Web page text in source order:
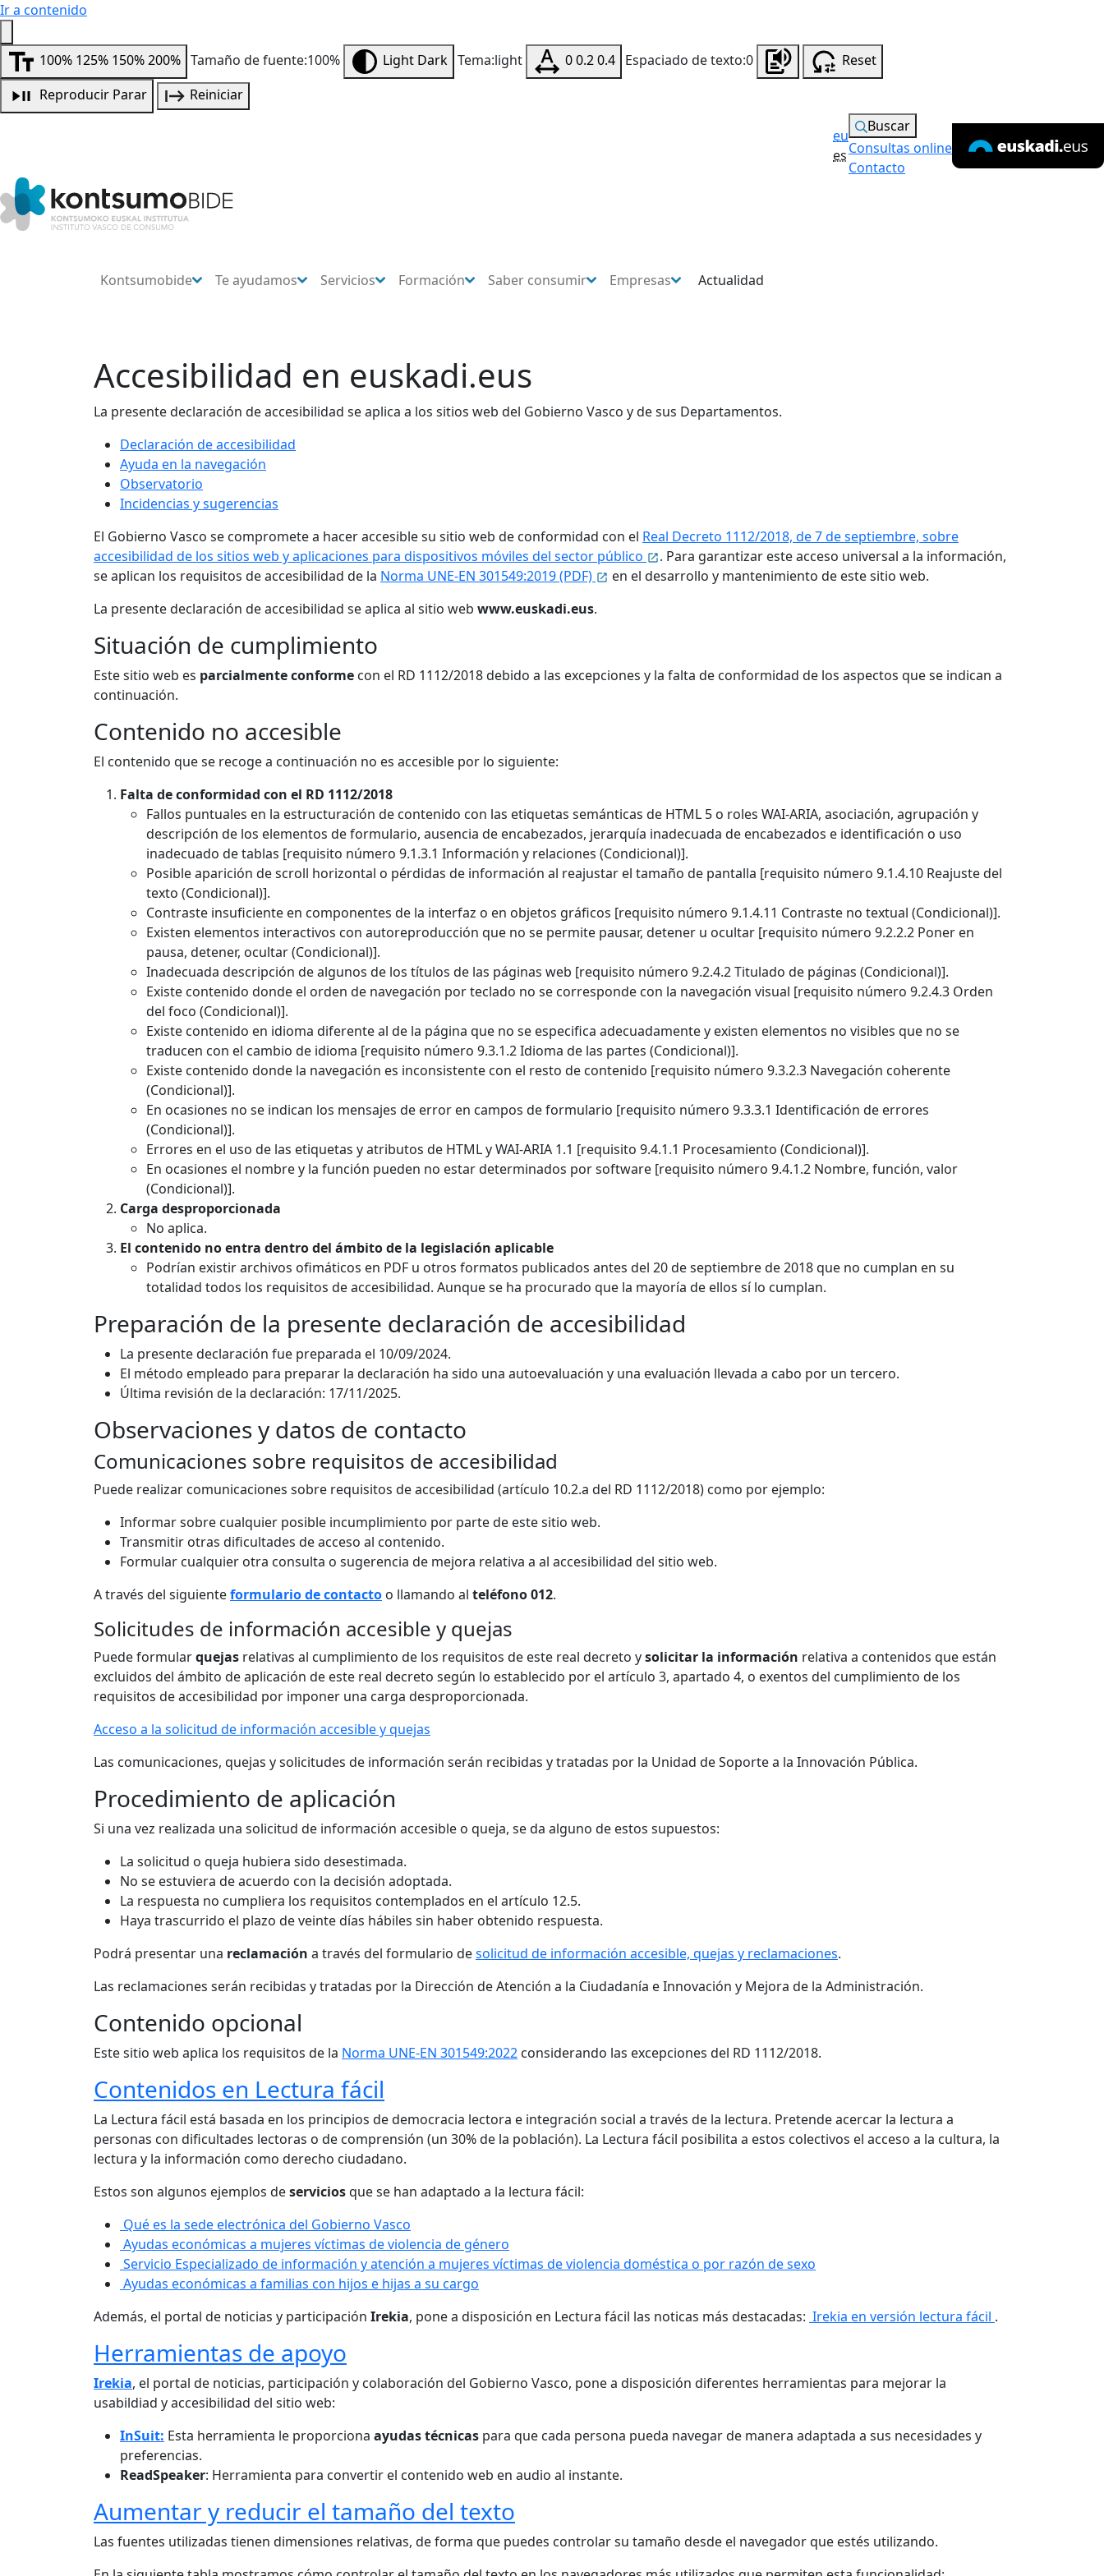
Ir a contenido
100% 125% 150%200% Tamaño de fuente:100% Light Dark Tema:light 00.20.4 Espaciado de texto:0
Reset
Reproducir Parar Reiniciar
eu
es
Buscar
Consultas online
Contacto
Kontsumobide Te ayudamos Servicios Formación Saber consumir Empresas Actualidad
Accesibilidad en euskadi.eus
La presente declaración de accesibilidad se aplica a los sitios web del Gobierno Vasco y de sus Departamentos.
Declaración de accesibilidad
Ayuda en la navegación
Observatorio
Incidencias y sugerencias
El Gobierno Vasco se compromete a hacer accesible su sitio web de conformidad con el Real Decreto 1112/2018, de 7 de septiembre, sobre
accesibilidad de los sitios web y aplicaciones para dispositivos móviles del sector público
. Para garantizar este acceso universal a la información,
se aplican los requisitos de accesibilidad de la Norma UNE-EN 301549:2019 (PDF)
en el desarrollo y mantenimiento de este sitio web.
La presente declaración de accesibilidad se aplica al sitio web www.euskadi.eus.
Situación de cumplimiento
Este sitio web es parcialmente conforme con el RD 1112/2018 debido a las excepciones y la falta de conformidad de los aspectos que se indican a
continuación.
Contenido no accesible
El contenido que se recoge a continuación no es accesible por lo siguiente:
Falta de conformidad con el RD 1112/2018
Fallos puntuales en la estructuración de contenido con las etiquetas semánticas de HTML 5 o roles WAI-ARIA, asociación, agrupación y
descripción de los elementos de formulario, ausencia de encabezados, jerarquía inadecuada de encabezados e identificación o uso
inadecuado de tablas [requisito número 9.1.3.1 Información y relaciones (Condicional)].
Posible aparición de scroll horizontal o pérdidas de información al reajustar el tamaño de pantalla [requisito número 9.1.4.10 Reajuste del
texto (Condicional)].
Contraste insuficiente en componentes de la interfaz o en objetos gráficos [requisito número 9.1.4.11 Contraste no textual (Condicional)].
Existen elementos interactivos con autoreproducción que no se permite pausar, detener u ocultar [requisito número 9.2.2.2 Poner en
pausa, detener, ocultar (Condicional)].
Inadecuada descripción de algunos de los títulos de las páginas web [requisito número 9.2.4.2 Titulado de páginas (Condicional)].
Existe contenido donde el orden de navegación por teclado no se corresponde con la navegación visual [requisito número 9.2.4.3 Orden
del foco (Condicional)].
Existe contenido en idioma diferente al de la página que no se especifica adecuadamente y existen elementos no visibles que no se
traducen con el cambio de idioma [requisito número 9.3.1.2 Idioma de las partes (Condicional)].
Existe contenido donde la navegación es inconsistente con el resto de contenido [requisito número 9.3.2.3 Navegación coherente
(Condicional)].
En ocasiones no se indican los mensajes de error en campos de formulario [requisito número 9.3.3.1 Identificación de errores
(Condicional)].
Errores en el uso de las etiquetas y atributos de HTML y WAI-ARIA 1.1 [requisito 9.4.1.1 Procesamiento (Condicional)].
En ocasiones el nombre y la función pueden no estar determinados por software [requisito número 9.4.1.2 Nombre, función, valor
(Condicional)].
Carga desproporcionada
No aplica.
El contenido no entra dentro del ámbito de la legislación aplicable
Podrían existir archivos ofimáticos en PDF u otros formatos publicados antes del 20 de septiembre de 2018 que no cumplan en su
totalidad todos los requisitos de accesibilidad. Aunque se ha procurado que la mayoría de ellos sí lo cumplan.
Preparación de la presente declaración de accesibilidad
La presente declaración fue preparada el 10/09/2024.
El método empleado para preparar la declaración ha sido una autoevaluación y una evaluación llevada a cabo por un tercero.
Última revisión de la declaración: 17/11/2025.
Observaciones y datos de contacto
Comunicaciones sobre requisitos de accesibilidad
Puede realizar comunicaciones sobre requisitos de accesibilidad (artículo 10.2.a del RD 1112/2018) como por ejemplo:
Informar sobre cualquier posible incumplimiento por parte de este sitio web.
Transmitir otras dificultades de acceso al contenido.
Formular cualquier otra consulta o sugerencia de mejora relativa a al accesibilidad del sitio web.
A través del siguienteformulario de contacto o llamando al teléfono 012.
Solicitudes de información accesible y quejas
Puede formularquejas relativas al cumplimiento de los requisitos de este real decreto ysolicitar la información relativa a contenidos que están
excluidos del ámbito de aplicación de este real decreto según lo establecido por el artículo 3, apartado 4, o exentos del cumplimiento de los
requisitos de accesibilidad por imponer una carga desproporcionada.
Acceso a la solicitud de información accesible y quejas
Las comunicaciones, quejas y solicitudes de información serán recibidas y tratadas por la Unidad de Soporte a la Innovación Pública.
Procedimiento de aplicación
Si una vez realizada una solicitud de información accesible o queja, se da alguno de estos supuestos:
La solicitud o queja hubiera sido desestimada.
No se estuviera de acuerdo con la decisión adoptada.
La respuesta no cumpliera los requisitos contemplados en el artículo 12.5.
Haya trascurrido el plazo de veinte días hábiles sin haber obtenido respuesta.
Podrá presentar una reclamación a través del formulario desolicitud de información accesible, quejas y reclamaciones.
Las reclamaciones serán recibidas y tratadas por la Dirección de Atención a la Ciudadanía e Innovación y Mejora de la Administración.
Contenido opcional
Este sitio web aplica los requisitos de la Norma UNE-EN 301549:2022 considerando las excepciones del RD 1112/2018.
Contenidos en Lectura fácil
La Lectura fácil está basada en los principios de democracia lectora e integración social a través de la lectura. Pretende acercar la lectura a
personas con dificultades lectoras o de comprensión (un 30% de la población). La Lectura fácil posibilita a estos colectivos el acceso a la cultura, la
lectura y la información como derecho ciudadano.
Estos son algunos ejemplos deserviciosque se han adaptado a la lectura fácil:
Qué es la sede electrónica del Gobierno Vasco
Ayudas económicas a mujeres víctimas de violencia de género
Servicio Especializado de información y atención a mujeres víctimas de violencia doméstica o por razón de sexo
Ayudas económicas a familias con hijos e hijas a su cargo
Además, el portal de noticias y participación Irekia, pone a disposición en Lectura fácil las noticas más destacadas: Irekia en versión lectura fácil .
Herramientas de apoyo
Irekia, el portal de noticias, participación y colaboración del Gobierno Vasco, pone a disposición diferentes herramientas para mejorar la
usabildiad y accesibilidad del sitio web:
InSuit: Esta herramienta le proporciona ayudas técnicas para que cada persona pueda navegar de manera adaptada a sus necesidades y
preferencias.
ReadSpeaker: Herramienta para convertir el contenido web en audio al instante.
Aumentar y reducir el tamaño del texto
Las fuentes utilizadas tienen dimensiones relativas, de forma que puedes controlar su tamaño desde el navegador que estés utilizando.